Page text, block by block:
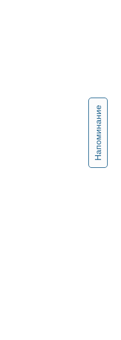
Напоминание